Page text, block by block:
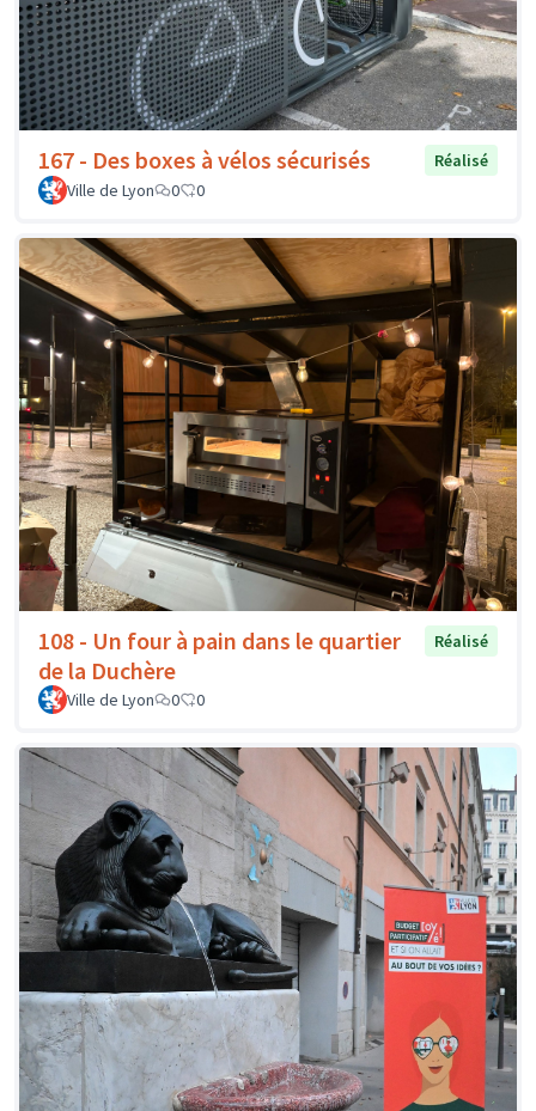
167 - Des boxes à vélos sécurisés
Réalisé
Ville de Lyon
0 0
108 - Un four à pain dans le quartier
de la Duchère
Réalisé
Ville de Lyon 0 0